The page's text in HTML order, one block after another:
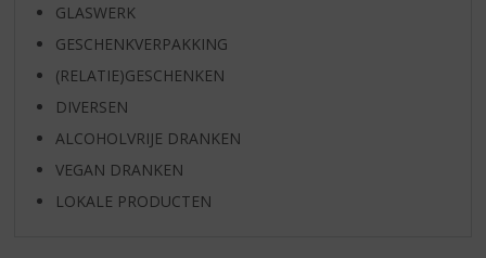
GLASWERK
GESCHENKVERPAKKING
(RELATIE)GESCHENKEN
DIVERSEN
ALCOHOLVRIJE DRANKEN
VEGAN DRANKEN
LOKALE PRODUCTEN